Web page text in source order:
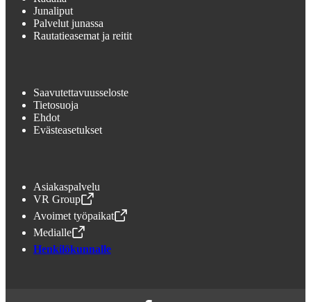
Junaliput
Palvelut junassa
Rautatieasemat ja reitit
Saavutettavuusseloste
Tietosuoja
Ehdot
Evästeasetukset
Asiakaspalvelu
VR Group
,Avataan uudessa välilehdessä
Avoimet työpaikat
,Avataan uudessa välilehdessä
Medialle
,Avataan uudessa välilehdessä
Henkilökunnalle